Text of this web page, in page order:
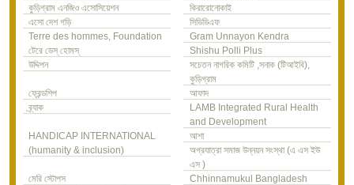
কুড়িগ্রাম এনজিও এসোসিয়েশন
কিরারোনোকাই
এসো দেশ গড়ি
সিডিডিএফ
Terre des hommes, Foundation
টেরে ডেস্ হোমস্
Gram Unnayon Kendra
Shishu Polli Plus
উদ্দিপন
সচেতন নাগরিক কমিটি ,সনাক (টিআইবি),
কুড়িগ্রাম
ফ্রেন্ডশিপ
আফাদ
ব্র্যাক
LAMB Integrated Rural Health
and Development
HANDICAP INTERNATIONAL
(humanity & inclusion)
আশা
অগ্রযাত্রা সমাজ উন্নয়ন সংস্থা (এ এস ইউ
এস )
মেরি স্টোপস
Chhinnamukul Bangladesh